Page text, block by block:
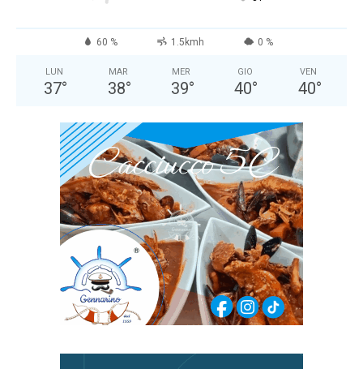
60 % 1.5kmh 0 %
LUN
37°
MAR
38°
MER
39°
GIO
40°
VEN
40°